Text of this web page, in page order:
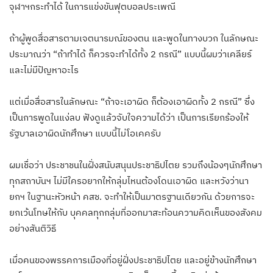
จุฬาฯกระทำได้ ในการแข่งขันฟุตบอลประเพณี
ถ้าผู้พูดสื่อสารตามเจตนารมณ์ของตน และพูดในทางบวก ในลักษณะ
ประมาณว่า “ถ้าทำได้ ก็ควรจะทำได้ทั้ง 2 กรณี” แบบนี้ผมว่าเคลียร์
และไม่มีปัญหาอะไร
แต่เมื่อสื่อสารในลักษณะ “ถ้าจะเอาผิด ก็ต้องเอาผิดทั้ง 2 กรณี” ซึ่ง
เป็นการพูดในแง่ลบ ฟังดูแล้วจับใจความได้ว่า เป็นการเรียกร้องให้
รัฐบาลเอาผิดนักศึกษา แบบนี้ไม่โอเคครับ
ผมเชื่อว่า ประชาชนในฝั่งสนับสนุนประชาธิปไตย รวมถึงน้องๆนักศึกษา
ทุกสถาบันฯ ไม่มีใครอยากให้กลุ่มไหนต้องโดนเอาผิด และหวังว่านา
ยกฯ ในฐานะหัวหน้า คสช. จะทำให้เป็นมาตรฐานเดียวกัน ด้วยการจะ
ยกเว้นโทษให้กับ บุคคลทุกกลุ่มที่ออกมาสะท้อนความคิดเห็นของสังคม
อย่างสันติวิธี
เมื่อคนของพรรคการเมืองที่อยู่ฝั่งประชาธิปไตย และอยู่ข้างนักศึกษา